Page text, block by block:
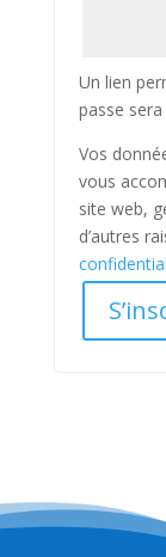
Un lien
passe
Vos
vous
site web,
d’autres